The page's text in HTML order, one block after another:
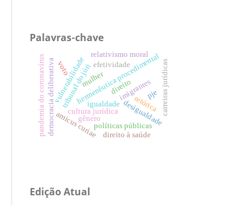
Palavras-chave
cultura jurídica
imigrantes
vulnerabilidade
democracia deliberativa hermenêutica procedimental
amicus curiae
mulher
igualdade desigualdade
gênero
direito carreiras jurídicas
políticas públicas
relativismo moral
tribunal do júri retórica
voto efetividade
pje
pandemia do coronavírus direito à saúde
Edição Atual